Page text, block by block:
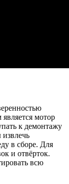
мотор
к демонтажу
в сборе. Для
и отвёрток.
всю